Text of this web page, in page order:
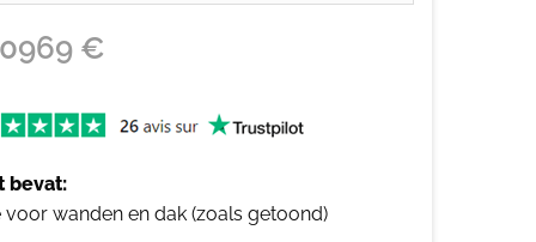
€
bevat:
wanden en dak (zoals getoond)